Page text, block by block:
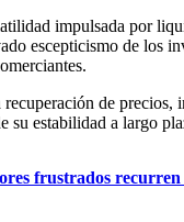
impulsada por
escepticismo de los
de
estabilidad a largo
frustrados